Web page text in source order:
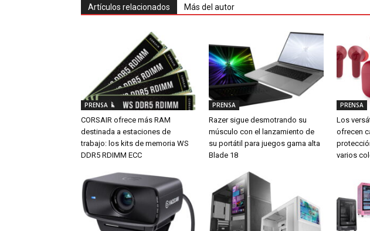
Artículos relacionados Más del autor
PRENSA
CORSAIR ofrece más RAM
destinada a estaciones de
trabajo: los kits de memoria WS
DDR5 RDIMM ECC
PRENSA
Razer sigue desmotrando su
músculo con el lanzamiento de
su portátil para juegos gama alta
Blade 18
PRENSA
Los
ofrecen
varios